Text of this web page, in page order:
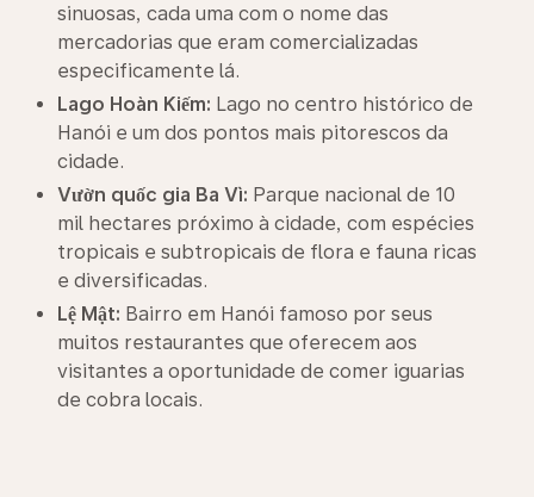
sinuosas, cada uma com o nome das
mercadorias que eram comercializadas
especificamente lá.
Lago Hoàn Kiếm: Lago no centro histórico de
Hanói e um dos pontos mais pitorescos da
cidade.
Vườn quốc gia Ba Vì: Parque nacional de 10
mil hectares próximo à cidade, com espécies
tropicais e subtropicais de flora e fauna ricas
e diversificadas.
Lệ Mật: Bairro em Hanói famoso por seus
muitos restaurantes que oferecem aos
visitantes a oportunidade de comer iguarias
de cobra locais.